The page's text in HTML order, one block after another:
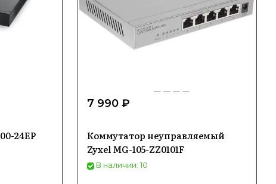
24EP
7 990 ₽
Коммутатор неуправляемый
Zyxel MG-105-ZZ0101F
В наличии: 10